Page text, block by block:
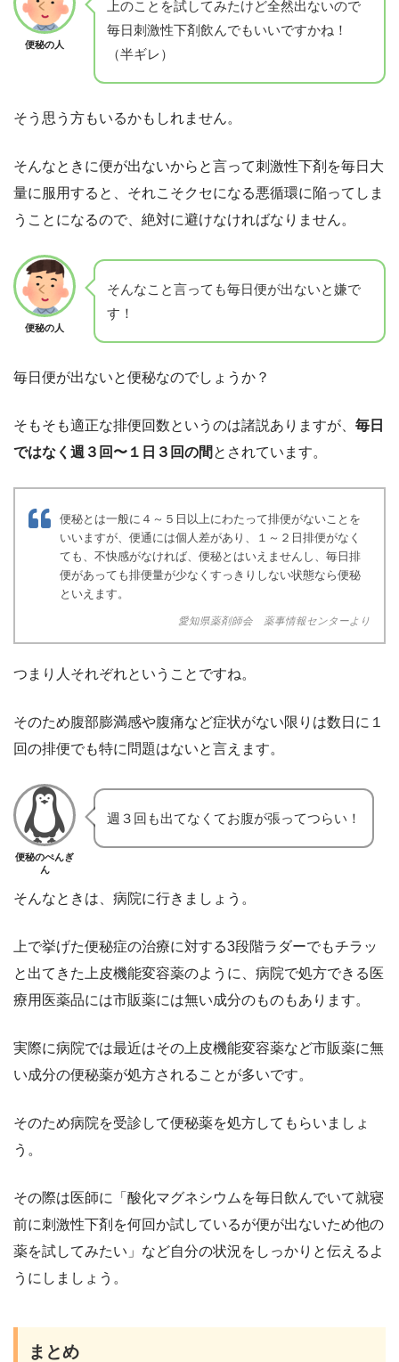
便秘の人
上のことを試してみたけど全然出ないので
毎日刺激性下剤飲んでもいいですかね！
（半ギレ）
そう思う方もいるかもしれません。
そんなときに便が出ないからと言って刺激性下剤を毎日大
量に服用すると、それこそクセになる悪循環に陥ってしま
うことになるので、絶対に避けなければなりません。
便秘の人
そんなこと言っても毎日便が出ないと嫌で
す！
毎日便が出ないと便秘なのでしょうか？
そもそも適正な排便回数というのは諸説ありますが、 毎日
ではなく週３回〜１日３回の間 とされています。
便秘とは一般に４～５日以上にわたって排便がないことを
いいますが、便通には個人差があり、１～２日排便がなく
ても、不快感がなければ、便秘とはいえませんし、毎日排
便があっても排便量が少なくすっきりしない状態なら便秘
といえます。
愛知県薬剤師会 薬事情報センターより
つまり人それぞれということですね。
そのため腹部膨満感や腹痛など症状がない限りは数日に１
回の排便でも特に問題はないと言えます。
便秘のぺんぎ
ん
週３回も出てなくてお腹が張ってつらい！
そんなときは、病院に行きましょう。
上で挙げた便秘症の治療に対する3段階ラダーでもチラッ
と出てきた上皮機能変容薬のように、病院で処方できる医
療用医薬品には市販薬には無い成分のものもあります。
実際に病院では最近はその上皮機能変容薬など市販薬に無
い成分の便秘薬が処方されることが多いです。
そのため病院を受診して便秘薬を処方してもらいましょ
う。
その際は医師に「酸化マグネシウムを毎日飲んでいて就寝
前に刺激性下剤を何回か試しているが便が出ないため他の
薬を試してみたい」など自分の状況をしっかりと伝えるよ
うにしましょう。
まとめ